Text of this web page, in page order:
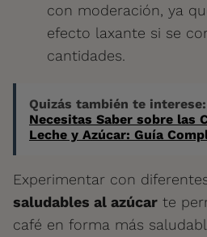
con moderación, ya
efecto laxante si se
cantidades.
Quizás también te interese:
Necesitas Saber sobre las
Leche y Azúcar: Guía
Experimentar con
saludables al azúcar te
café en forma más